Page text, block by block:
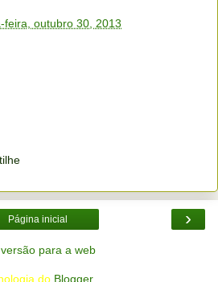
feira, outubro 30, 2013
›
Página inicial
para a web
do Blogger.